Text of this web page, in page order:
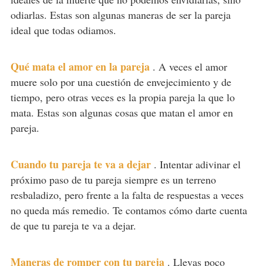
odiarlas. Estas son algunas maneras de ser la pareja
ideal que todas odiamos.
Qué mata el amor en la pareja . A veces el amor
muere solo por una cuestión de envejecimiento y de
tiempo, pero otras veces es la propia pareja la que lo
mata. Estas son algunas cosas que matan el amor en
pareja.
Cuando tu pareja te va a dejar . Intentar adivinar el
próximo paso de tu pareja siempre es un terreno
resbaladizo, pero frente a la falta de respuestas a veces
no queda más remedio. Te contamos cómo darte cuenta
de que tu pareja te va a dejar.
Maneras de romper con tu pareja . Llevas poco